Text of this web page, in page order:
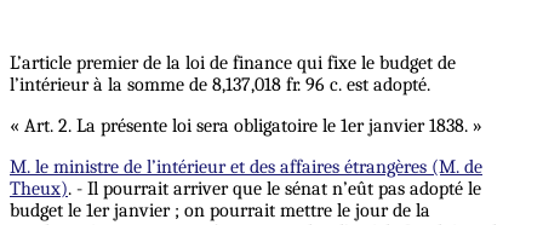
L’article premier de la loi de finance qui fixe le budget de
l’intérieur à la somme de 8,137,018 fr. 96 c. est adopté.
« Art. 2. La présente loi sera obligatoire le 1er janvier 1838. »
M. le ministre de l’intérieur et des affaires étrangères (M. de
Theux). - Il pourrait arriver que le sénat n’eût pas adopté le
budget le 1er janvier ; on pourrait mettre le jour de la